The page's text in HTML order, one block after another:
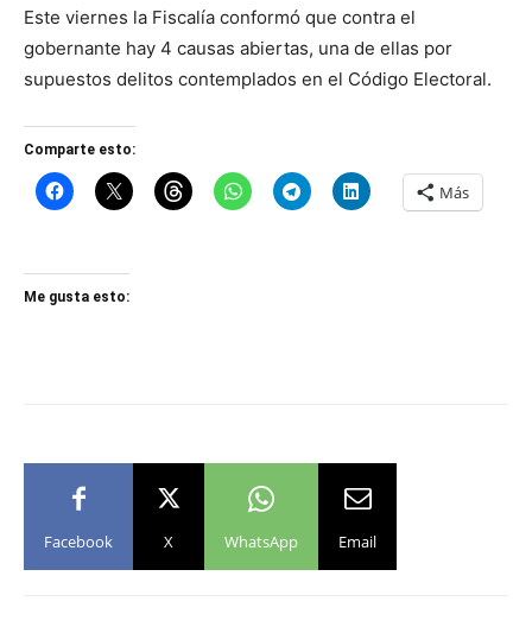
Este viernes la Fiscalía conformó que contra el
gobernante hay 4 causas abiertas, una de ellas por
supuestos delitos contemplados en el Código Electoral.
Comparte esto:
Más
Me gusta esto:
Facebook X WhatsApp Email